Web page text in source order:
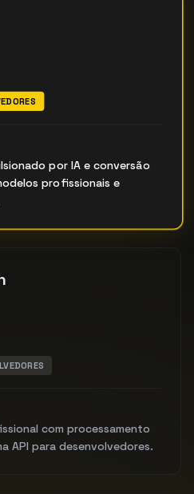
por IA e conversão
profissionais e
com processamento
API para desenvolvedores.